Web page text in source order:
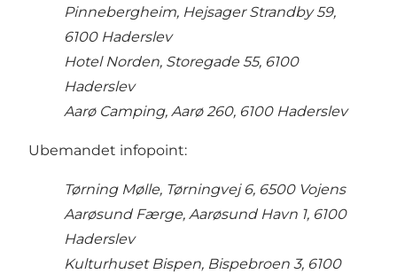
Pinnebergheim, Hejsager Strandby 59,
6100 Haderslev
Hotel Norden, Storegade 55, 6100
Haderslev
Aarø Camping, Aarø 260, 6100 Haderslev
Ubemandet infopoint:
Tørning Mølle, Tørningvej 6, 6500 Vojens
Aarøsund Færge, Aarøsund Havn 1, 6100
Haderslev
Kulturhuset Bispen, Bispebroen 3, 6100